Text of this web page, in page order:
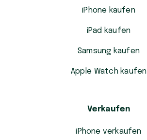
iPhone kaufen
iPad kaufen
Samsung kaufen
Apple Watch kaufen
Verkaufen
iPhone verkaufen